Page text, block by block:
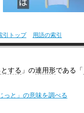
引トップ 用語の索引
とする 」の連用形である「
っと」の意味を調べる